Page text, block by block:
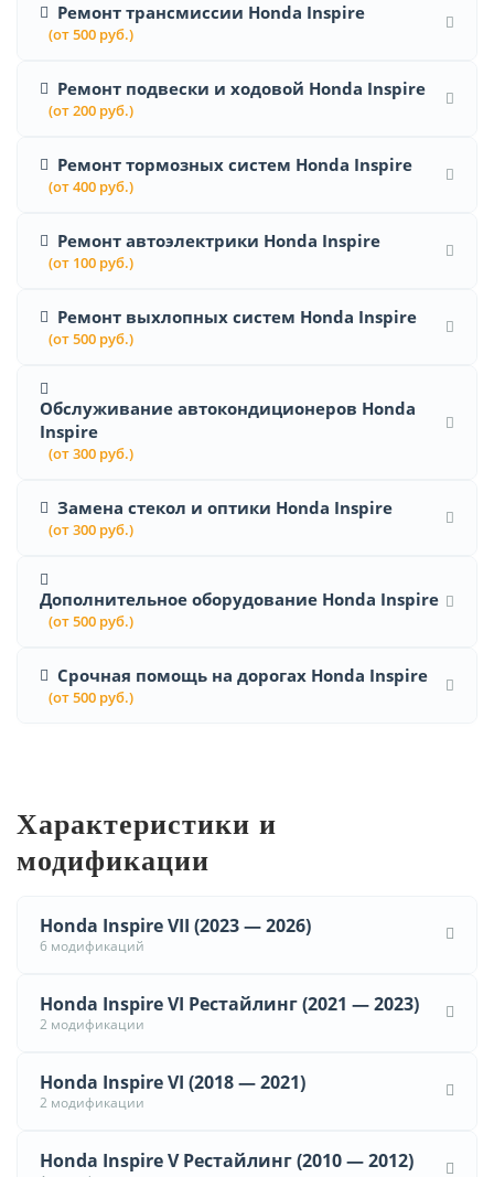
Ремонт трансмиссии Honda Inspire
(от 500 руб.)
Ремонт подвески и ходовой Honda Inspire
(от 200 руб.)
Ремонт тормозных систем Honda Inspire
(от 400 руб.)
Ремонт автоэлектрики Honda Inspire
(от 100 руб.)
Ремонт выхлопных систем Honda Inspire
(от 500 руб.)
Обслуживание автокондиционеров Honda
Inspire
(от 300 руб.)
Замена стекол и оптики Honda Inspire
(от 300 руб.)
Дополнительное оборудование Honda Inspire
(от 500 руб.)
Срочная помощь на дорогах Honda Inspire
(от 500 руб.)
Характеристики и
модификации
Honda Inspire VII (2023 — 2026)
6 модификаций
Honda Inspire VI Рестайлинг (2021 — 2023)
2 модификации
Honda Inspire VI (2018 — 2021)
2 модификации
Honda Inspire V Рестайлинг (2010 — 2012)